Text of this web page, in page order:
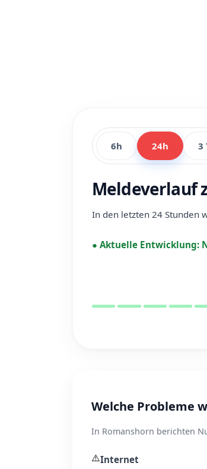
6h 24h 3
Meldeverlauf
In den letzten 24 Stunden
● Aktuelle Entwicklung:
Welche Probleme
In Romanshorn berichten
⚠️Internet